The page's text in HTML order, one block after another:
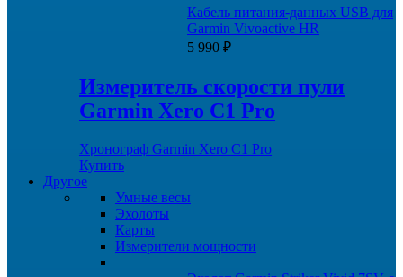
Кабель питания-данных USB для
Garmin Vivoactive HR
5 990 ₽
Измеритель скорости пули
Garmin Xero C1 Pro
Хронограф Garmin Xero C1 Pro
Купить
Другое
Умные весы
Эхолоты
Карты
Измерители мощности